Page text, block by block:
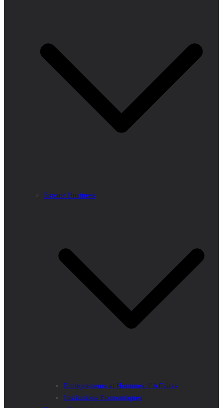
Espace Business
Entrepreneurs et Hommes d’Affaires
Institutions Economiques